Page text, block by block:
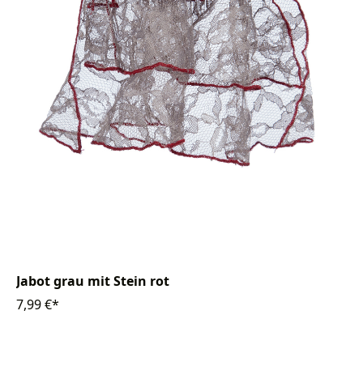
Jabot grau mit Stein rot
7,99 €*